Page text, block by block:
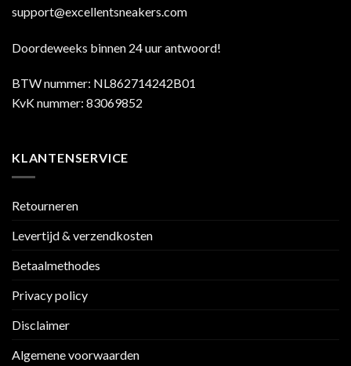
support@excellentsneakers.com
Doordeweeks binnen 24 uur antwoord!
BTW nummer: NL862714242B01
KvK nummer: 83069852
KLANTENSERVICE
Retourneren
Levertijd & verzendkosten
Betaalmethodes
Privacy policy
Disclaimer
Algemene voorwaarden